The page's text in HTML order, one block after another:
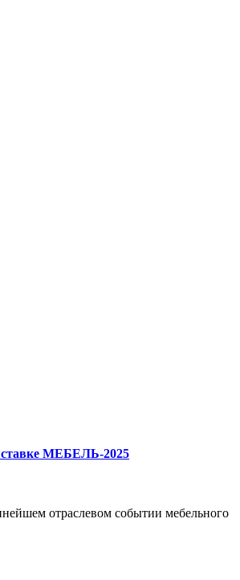
МЕБЕЛЬ-2025
отраслевом событии мебельного